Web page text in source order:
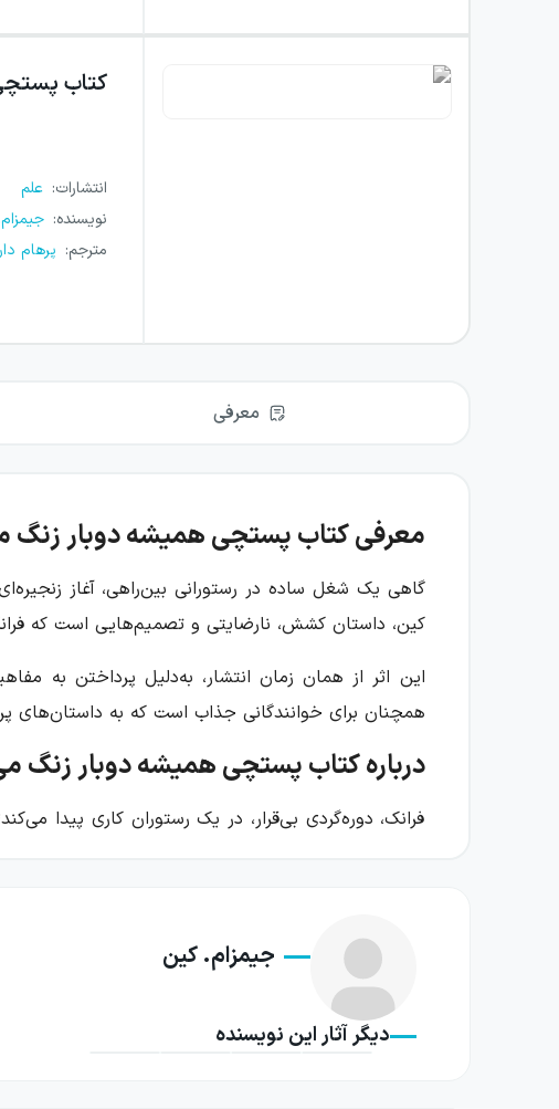
کتاب
انتشارات: علم
نویسنده:
مترجم: پرهام
معرفی
معرفی کتاب پستچی همیشه دوبار زنگ
گاهی یک شغل ساده در رستورانی بین‌راهی، آغاز
کین، داستان کشش، نارضایتی و تصمیم‌هایی است که
این اثر از همان زمان انتشار، به‌دلیل پرداختن به
همچنان برای خوانندگانی جذاب است که به داستان‌های
درباره کتاب پستچی همیشه دوبار زنگ
فرانک، دوره‌گردی بی‌قرار، در یک رستوران کاری پیدا
کورا از زندگی کنونی خود خسته است و شرایط بهتری
فرانک را نیز با خود همراه می‌کند. از این نقطه،
شخصیتی روبه‌رو است که میان میل به رهایی، کشش
جیمزام. کین
دیگر آثار این نویسنده